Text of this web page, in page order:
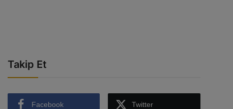
Takip Et
Facebook Twitter